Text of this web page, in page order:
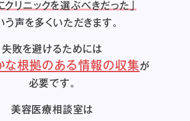
クリニックを選ぶべきだった」
う声を多くいただきます。
失敗を避けるためには
な根拠のある情報の収集が
必要です。
美容医療相談室は